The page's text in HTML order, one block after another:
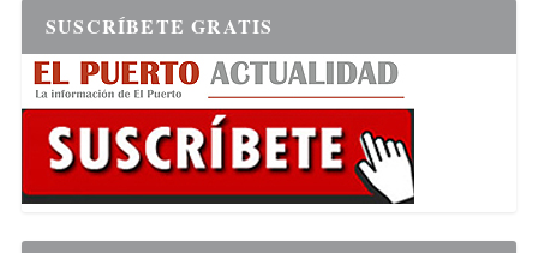
SUSCRÍBETE GRATIS